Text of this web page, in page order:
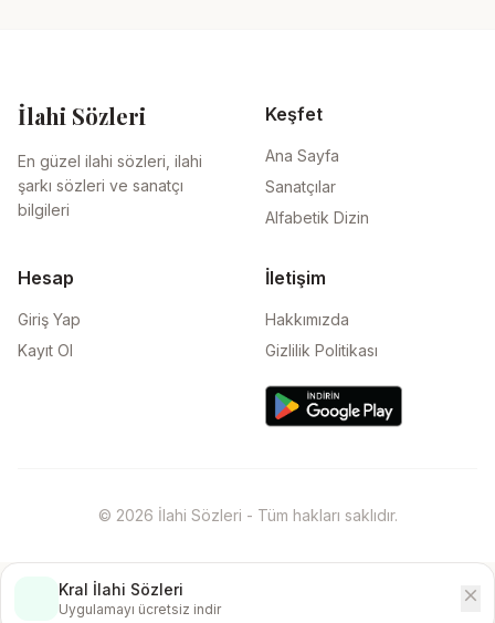
İlahi Sözleri
En güzel ilahi sözleri, ilahi
şarkı sözleri ve sanatçı
bilgileri
Keşfet
Ana Sayfa
Sanatçılar
Alfabetik Dizin
Hesap
Giriş Yap
Kayıt Ol
İletişim
Hakkımızda
Gizlilik Politikası
© 2026 İlahi Sözleri - Tüm hakları saklıdır.
Kral İlahi Sözleri
Uygulamayı ücretsiz indir
close